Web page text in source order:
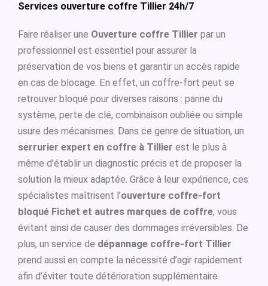
Services ouverture coffre Tillier 24h/7
Faire réaliser une Ouverture coffre Tillier par un
professionnel est essentiel pour assurer la
préservation de vos biens et garantir un accès rapide
en cas de blocage. En effet, un coffre-fort peut se
retrouver bloqué pour diverses raisons : panne du
système, perte de clé, combinaison oubliée ou simple
usure des mécanismes. Dans ce genre de situation, un
serrurier expert en coffre à Tillier est le plus à
même d’établir un diagnostic précis et de proposer la
solution la mieux adaptée. Grâce à leur expérience, ces
spécialistes maîtrisent l’ouverture coffre-fort
bloqué Fichet et autres marques de coffre, vous
évitant ainsi de causer des dommages irréversibles. De
plus, un service de dépannage coffre-fort Tillier
prend aussi en compte la nécessité d’agir rapidement
afin d’éviter toute détérioration supplémentaire.